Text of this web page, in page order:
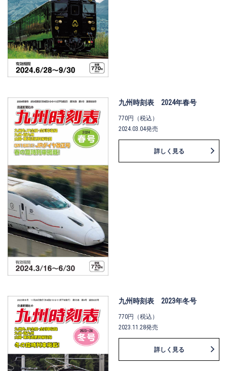
九州時刻表 2024年春号
770円（税込）
2024.03.04発売
詳しく見る
九州時刻表 2023年冬号
770円（税込）
2023.11.28発売
詳しく見る